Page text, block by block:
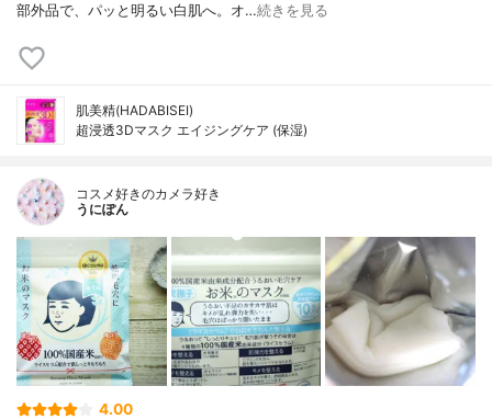
部外品で、パッと明るい白肌へ。オ…続きを見る
肌美精(HADABISEI)
超浸透3Dマスク エイジングケア (保湿)
コスメ好きのカメラ好き
うにぽん
4.00